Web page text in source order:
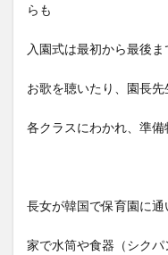
らも
入園式は最初から最後
お歌を聴いたり、園長
各クラスにわかれ、準備
長女が韓国で保育園に通
家で水筒や食器（シク